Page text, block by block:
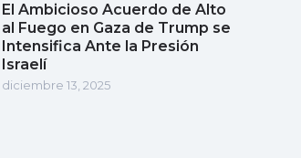
El Ambicioso Acuerdo de Alto
al Fuego en Gaza de Trump se
Intensifica Ante la Presión
Israelí
diciembre 13, 2025